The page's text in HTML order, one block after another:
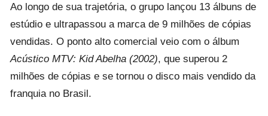
Ao longo de sua trajetória, o grupo lançou 13 álbuns de
estúdio e ultrapassou a marca de 9 milhões de cópias
vendidas. O ponto alto comercial veio com o álbum
Acústico MTV: Kid Abelha (2002), que superou 2
milhões de cópias e se tornou o disco mais vendido da
franquia no Brasil.